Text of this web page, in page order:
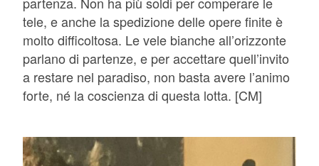
tele, e anche la spedizione delle opere finite è
molto difficoltosa. Le vele bianche all’orizzonte
parlano di partenze, e per accettare quell’invito
a restare nel paradiso, non basta avere l’animo
forte, né la coscienza di questa lotta. [CM]